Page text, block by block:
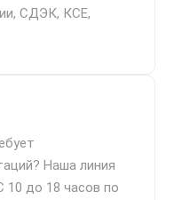
СДЭК, КСЕ,
Наша линия
до 18 часов по